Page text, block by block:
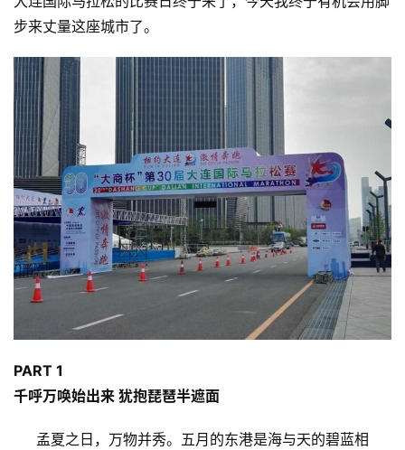
赛
步来丈量这座城市了。
PART 1
千呼万唤始出来 犹抱琵琶半遮面
孟夏之日，万物并秀。五月的东港是海与天的碧蓝相